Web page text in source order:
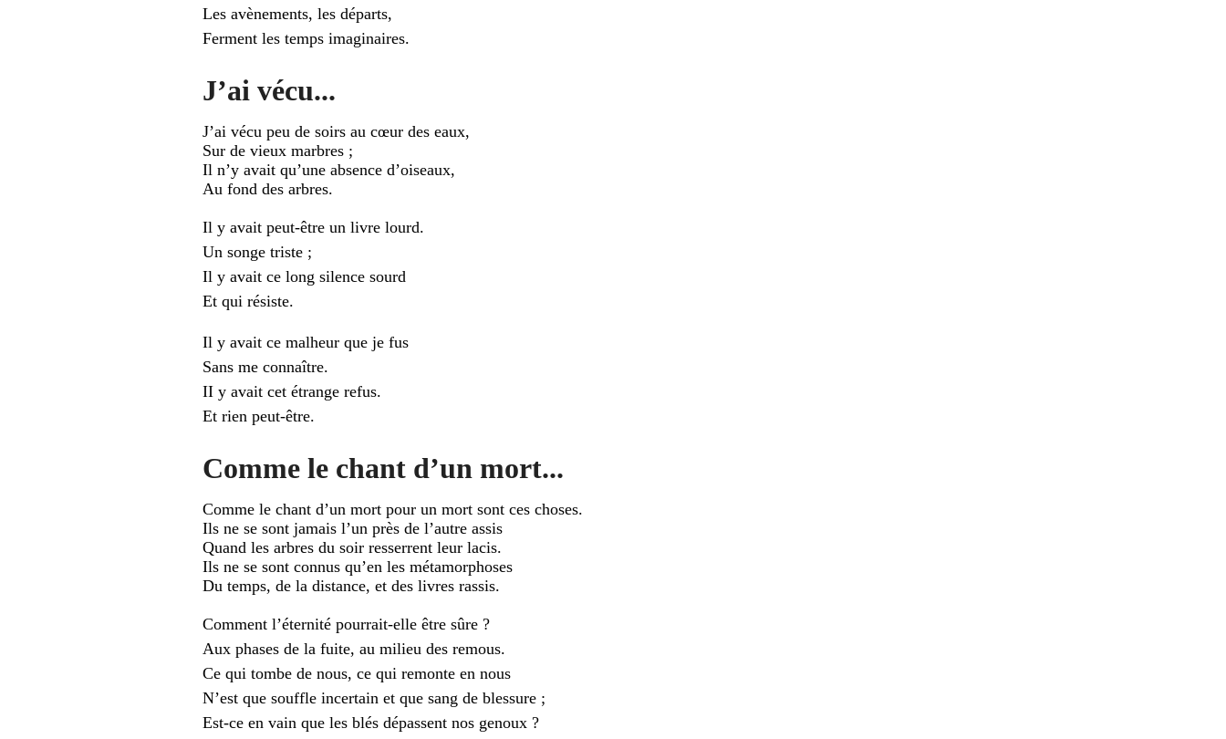
Les avènements, les départs,
Ferment les temps imaginaires.
J’ai vécu...
J’ai vécu peu de soirs au cœur des eaux,
Sur de vieux marbres ;
Il n’y avait qu’une absence d’oiseaux,
Au fond des arbres.
Il y avait peut-être un livre lourd.
Un songe triste ;
Il y avait ce long silence sourd
Et qui résiste.
Il y avait ce malheur que je fus
Sans me connaître.
II y avait cet étrange refus.
Et rien peut-être.
Comme le chant d’un mort...
Comme le chant d’un mort pour un mort sont ces choses.
Ils ne se sont jamais l’un près de l’autre assis
Quand les arbres du soir resserrent leur lacis.
Ils ne se sont connus qu’en les métamorphoses
Du temps, de la distance, et des livres rassis.
Comment l’éternité pourrait-elle être sûre ?
Aux phases de la fuite, au milieu des remous.
Ce qui tombe de nous, ce qui remonte en nous
N’est que souffle incertain et que sang de blessure ;
Est-ce en vain que les blés dépassent nos genoux ?